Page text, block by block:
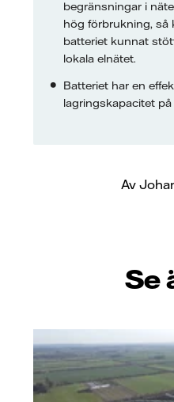
begränsningar i
hög förbrukning, så
batteriet kunnat
lokala elnätet.
Batteriet har en
lagringskapacitet på
Av
Se